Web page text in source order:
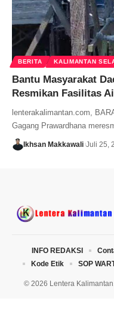
BERITA KALIMANTAN
Bantu Masyarakat
Resmikan Fasilitas
lenterakalimantan.com,
Gagang Prawardhana
Ikhsan Makkawali Juli 25,
© 2026 Lentera
INFO REDAKSI
Kode Etik
SOP